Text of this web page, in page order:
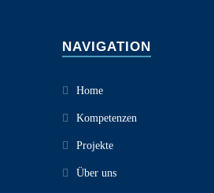
NAVIGATION
Home
Kompetenzen
Projekte
Über uns